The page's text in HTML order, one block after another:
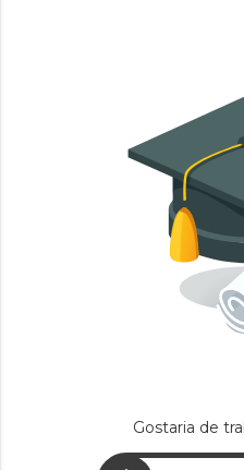
Gostaria de